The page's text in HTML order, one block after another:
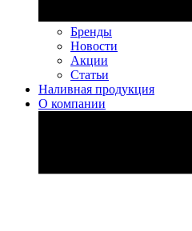
Бренды
Новости
Акции
Статьи
Наливная продукция
О компании